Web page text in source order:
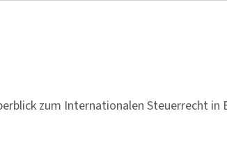
zum Internationalen Steuerrecht in